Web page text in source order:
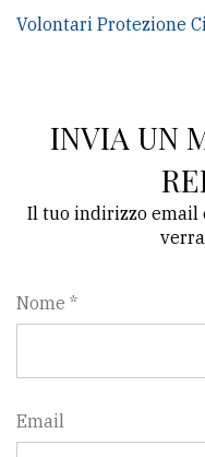
Volontari Protezione
INVIA UN
Il tuo indirizzo email
Nome *
Email